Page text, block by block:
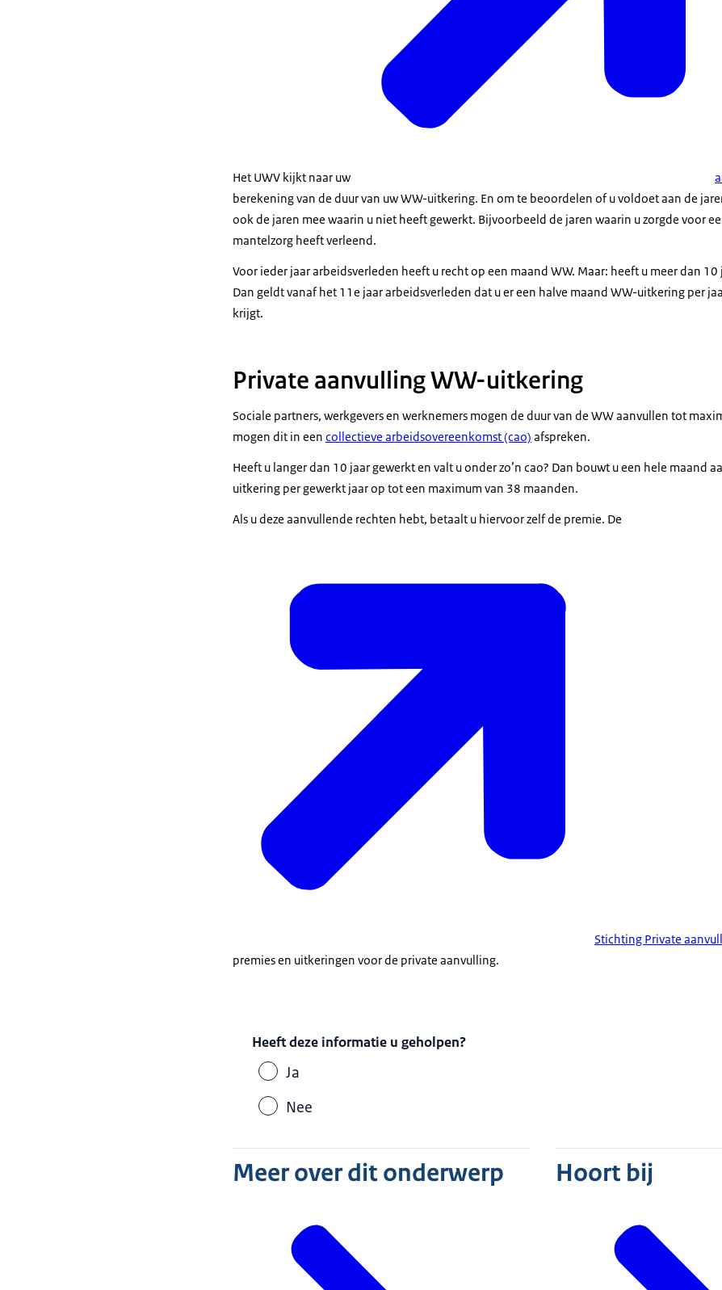
Het UWV kijkt naar uw
berekening van de duur van uw WW-uitkering. En om te beoordelen of u voldoet aan de
ook de jaren mee waarin u niet heeft gewerkt. Bijvoorbeeld de jaren waarin u zorgde voor
mantelzorg heeft verleend.
Voor ieder jaar arbeidsverleden heeft u recht op een maand WW. Maar: heeft u meer dan
Dan geldt vanaf het 11e jaar arbeidsverleden dat u er een halve maand WW-uitkering per
krijgt.
Private aanvulling WW-uitkering
Sociale partners, werkgevers en werknemers mogen de duur van de WW aanvullen tot
mogen dit in een collectieve arbeidsovereenkomst (cao) afspreken.
Heeft u langer dan 10 jaar gewerkt en valt u onder zo’n cao? Dan bouwt u een hele maand
uitkering per gewerkt jaar op tot een maximum van 38 maanden.
Als u deze aanvullende rechten hebt, betaalt u hiervoor zelf de premie. De
Stichting Private
premies en uitkeringen voor de private aanvulling.
Heeft deze informatie u geholpen?
Ja
Nee
Meer over dit onderwerp Hoort bij